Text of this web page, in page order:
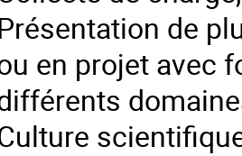
de
en projet avec